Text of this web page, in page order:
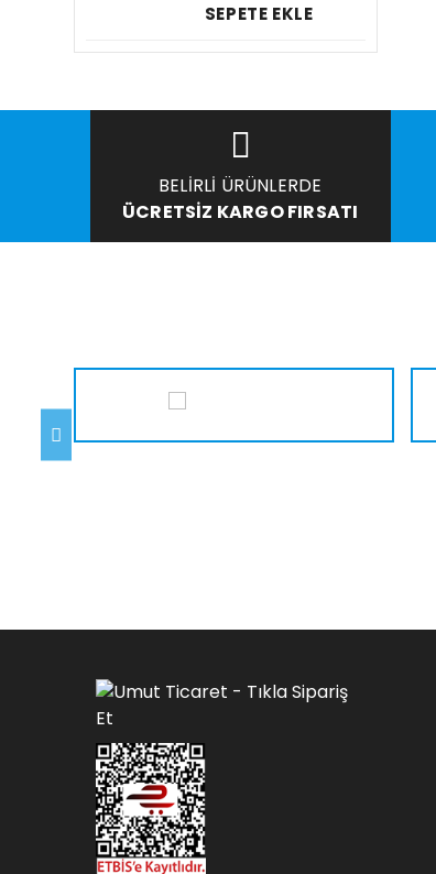
SEPETE EKLE
BELIRLI ÜRÜNLERDE
ÜCRETSIZ KARGO FIRSATI